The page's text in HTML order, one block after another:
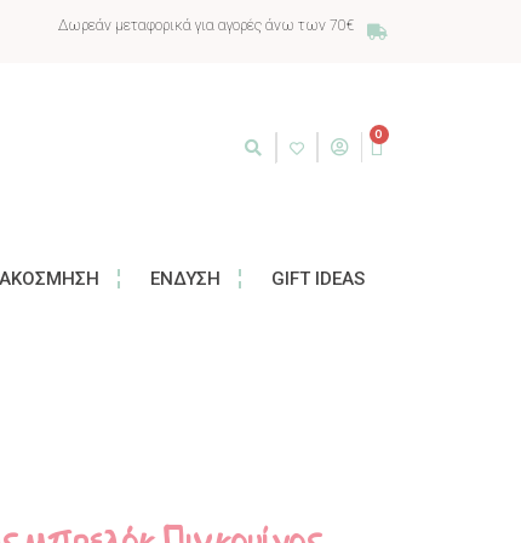
Δωρεάν μεταφορικά για αγορές άνω των 70€
0
ΈΝΔΥΣΗ GIFT IDEAS